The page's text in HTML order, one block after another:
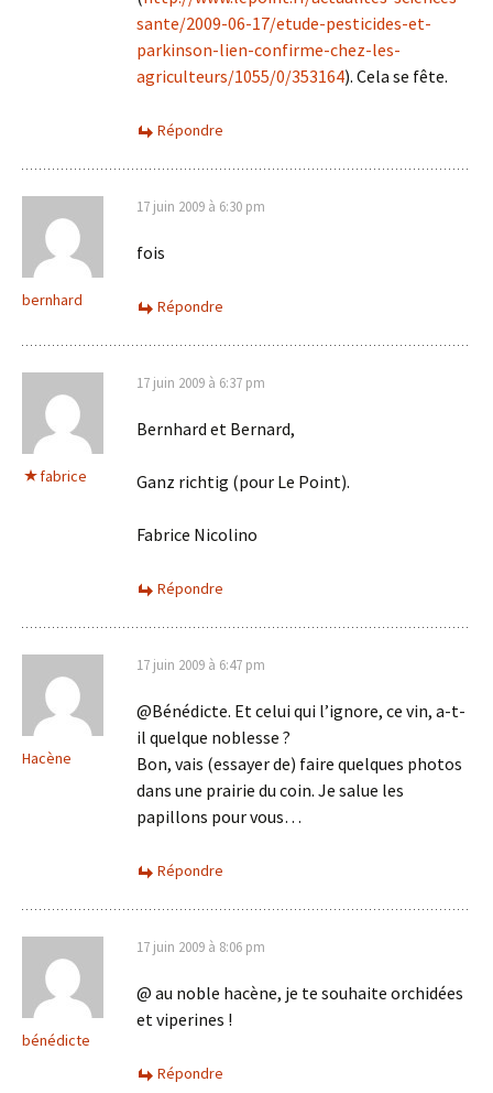
sante/2009-06-17/etude-pesticides-et-
parkinson-lien-confirme-chez-les-
agriculteurs/1055/0/353164). Cela se fête.
Répondre
bernhard
17 juin 2009 à 6:30 pm
fois
Répondre
fabrice
17 juin 2009 à 6:37 pm
Bernhard et Bernard,
Ganz richtig (pour Le Point).
Fabrice Nicolino
Répondre
Hacène
17 juin 2009 à 6:47 pm
@Bénédicte. Et celui qui l’ignore, ce vin, a-t-
il quelque noblesse ?
Bon, vais (essayer de) faire quelques photos
dans une prairie du coin. Je salue les
papillons pour vous…
Répondre
bénédicte
17 juin 2009 à 8:06 pm
@ au noble hacène, je te souhaite orchidées
et viperines !
Répondre